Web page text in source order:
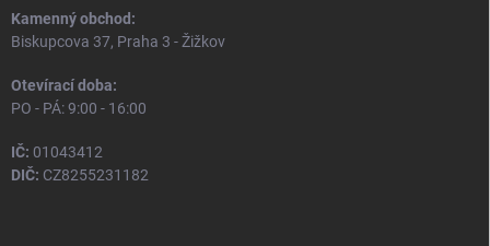
Kamenný obchod:
Biskupcova 37, Praha 3 - Žižkov
Otevírací doba:
PO - PÁ: 9:00 - 16:00
IČ: 01043412
DIČ: CZ8255231182